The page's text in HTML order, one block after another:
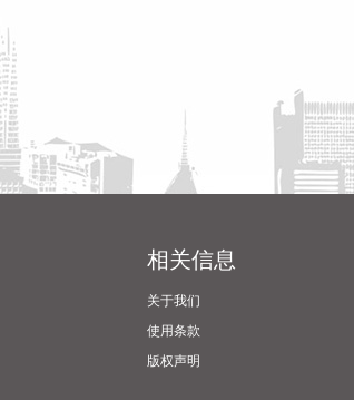
相关信息
关于我们
使用条款
版权声明